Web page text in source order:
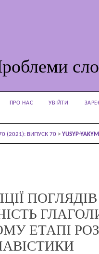
ПРО НАС УВІЙТИ
(2021): ВИПУСК 70 > YUSYP-
ЕТАПІ